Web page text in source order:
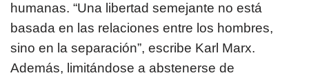
humanas. “Una libertad semejante no está
basada en las relaciones entre los hombres,
sino en la separación”, escribe Karl Marx.
Además, limitándose a abstenerse de